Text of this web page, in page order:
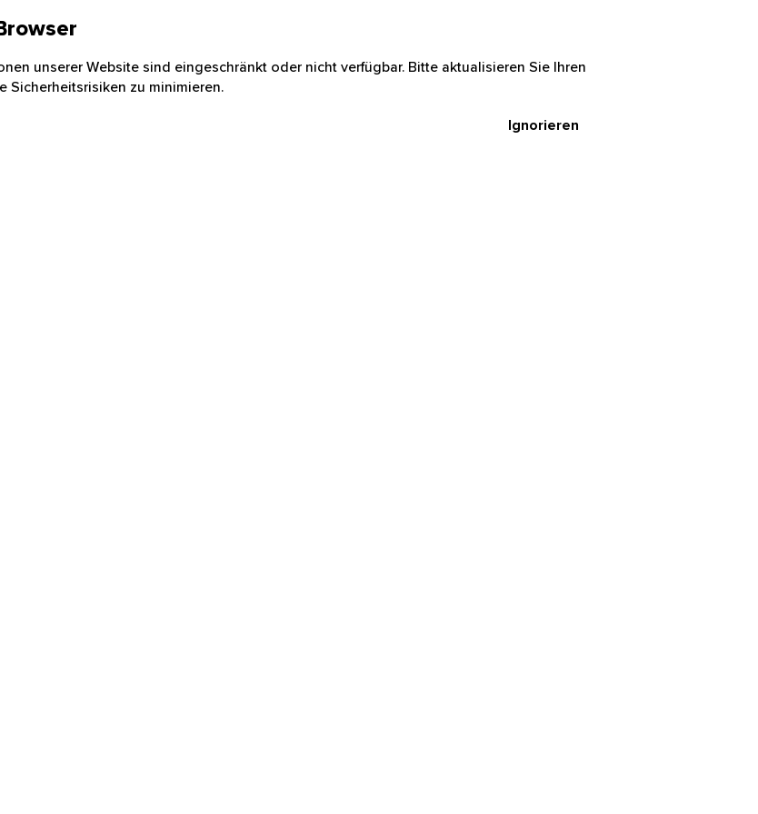
unserer Website sind eingeschränkt oder nicht verfügbar. Bitte aktualisieren Sie Ihren
Sicherheitsrisiken zu minimieren.
Ignorieren